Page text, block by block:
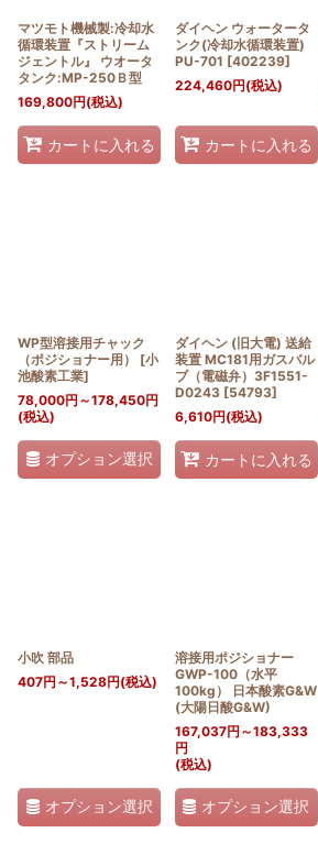
マツモト機械製:冷却水
循環装置『ストリーム
ジェントル』 ウオータ
タンク:MP-250Ｂ型
169,800円(税込)
カートに入れる
ダイヘン ウォータータ
ンク(冷却水循環装置)
PU-701 [402239]
224,460円(税込)
カートに入れる
WP型溶接用チャック
（ポジショナー用）
[小
池酸素工業]
78,000円 ～178,450円
(税込)
オプション選択
ダイヘン (旧大電) 送給
装置 MC181用ガスバル
ブ（電磁弁）3F1551-
D0243 [54793]
6,610円(税込)
カートに入れる
小吹 部品
407円 ～1,528円(税込)
オプション選択
溶接用ポジショナー
GWP-100（水平
100kg） 日本酸素G&W
(大陽日酸G&W)
167,037円 ～183,333
円
(税込)
オプション選択